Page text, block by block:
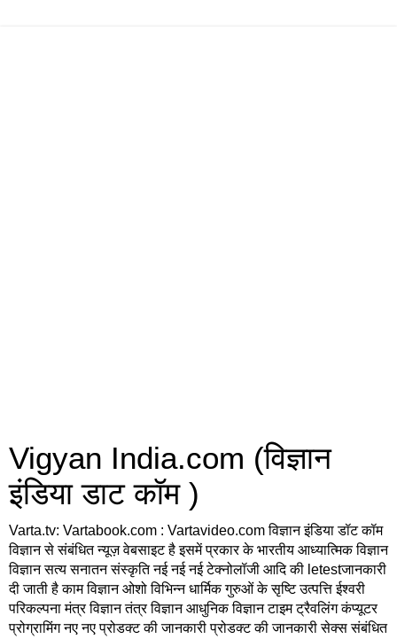
Vigyan India.com (विज्ञान
इंडिया डाट कॉम )
Varta.tv: Vartabook.com : Vartavideo.com विज्ञान इंडिया डॉट कॉम
विज्ञान से संबंधित न्यूज़ वेबसाइट है इसमें प्रकार के भारतीय आध्यात्मिक विज्ञान
विज्ञान सत्य सनातन संस्कृति नई नई नई टेक्नोलॉजी आदि की letestजानकारी
दी जाती है काम विज्ञान ओशो विभिन्न धार्मिक गुरुओं के सृष्टि उत्पत्ति ईश्वरी
परिकल्पना मंत्र विज्ञान तंत्र विज्ञान आधुनिक विज्ञान टाइम ट्रैवलिंग कंप्यूटर
प्रोग्रामिंग नए नए प्रोडक्ट की जानकारी प्रोडक्ट की जानकारी सेक्स संबंधित